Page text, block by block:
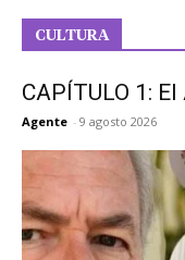
CULTURA
CAPÍTULO 1:
Agente - 9 agosto 2026